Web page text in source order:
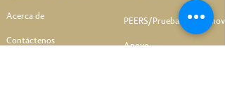
Acerca de
Contáctenos
PEERS/Pruebas de
Apoyo